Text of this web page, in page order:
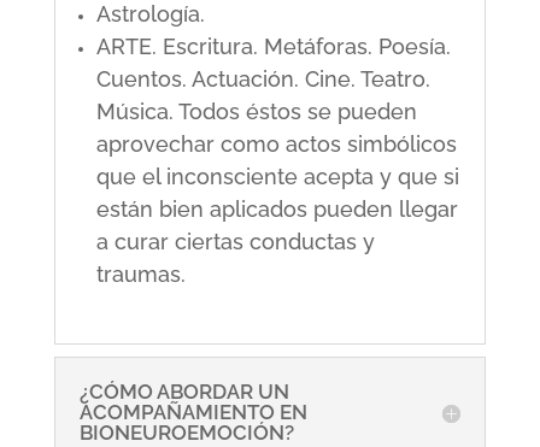
Astrología.
ARTE. Escritura. Metáforas. Poesía.
Cuentos. Actuación. Cine. Teatro.
Música. Todos éstos se pueden
aprovechar como actos simbólicos
que el inconsciente acepta y que si
están bien aplicados pueden llegar
a curar ciertas conductas y
traumas.
¿CÓMO ABORDAR UN
ACOMPAÑAMIENTO EN
BIONEUROEMOCIÓN?